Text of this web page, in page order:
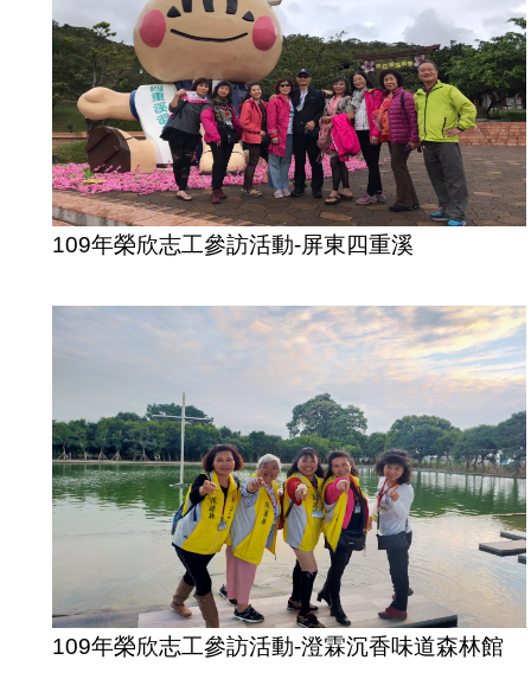
109年榮欣志工參訪活動-屏東四重溪
109年榮欣志工參訪活動-澄霖沉香味道森林館